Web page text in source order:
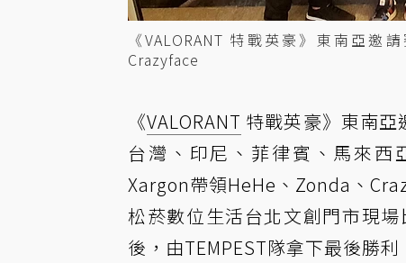
《VALORANT 特戰英豪》東南亞邀
Crazyface
《VALORANT 特戰英豪》東南亞
台灣、印尼、菲律賓、馬來西
Xargon帶領HeHe、Zonda、
松菸數位生活台北文創門市現
後，由TEMPEST隊拿下最後勝利